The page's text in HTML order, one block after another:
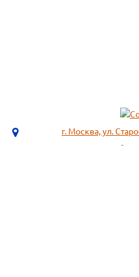
г. Москва, ул.